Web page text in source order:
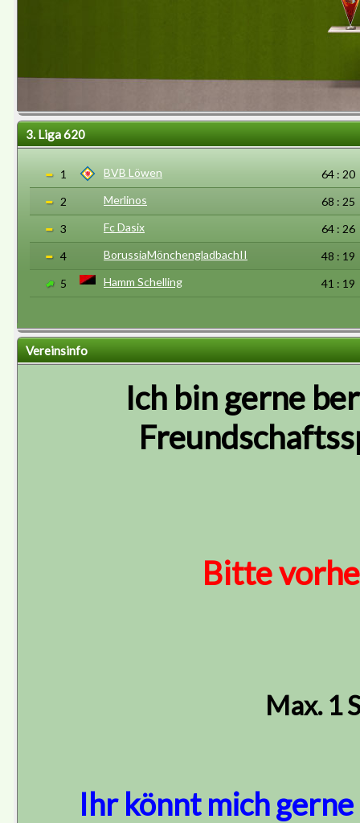
3. Liga 620
1 BVB Löwen
64 : 20
2
Merlinos
68 : 25
3
Fc Dasix
64 : 26
4
BorussiaMönchengladbachII
48 : 19
5
Hamm Schelling 41 : 19
Vereinsinfo
Ich bin gerne
Bitte
Max. 1
Ihr könnt mich